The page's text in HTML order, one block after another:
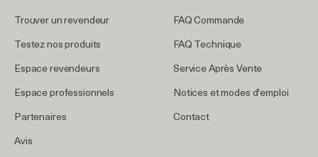
Trouver un revendeur
Testez nos produits
Espace revendeurs
Espace professionnels
Partenaires
Avis
FAQ Commande
FAQ Technique
Service Après Vente
Notices et modes d'emploi
Contact